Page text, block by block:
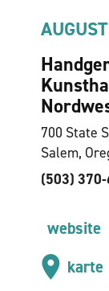
700 State
Salem,
(503)
website
karte